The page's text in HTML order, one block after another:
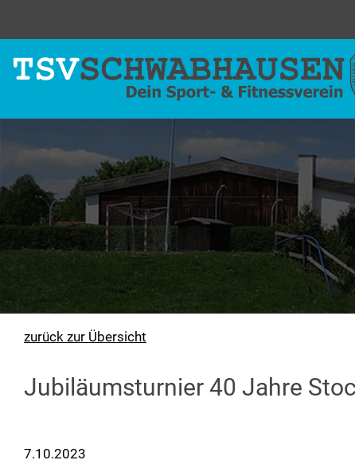
zurück zur Übersicht
Jubiläumsturnier 40 Jahre
7.10.2023